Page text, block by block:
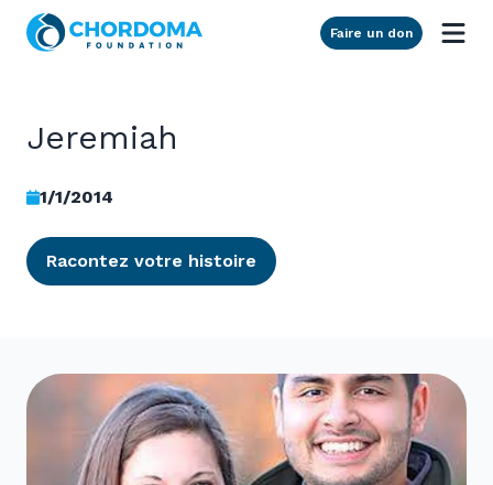
Skip to Main Content
Faire un don
Jeremiah
1/1/2014
Racontez votre histoire